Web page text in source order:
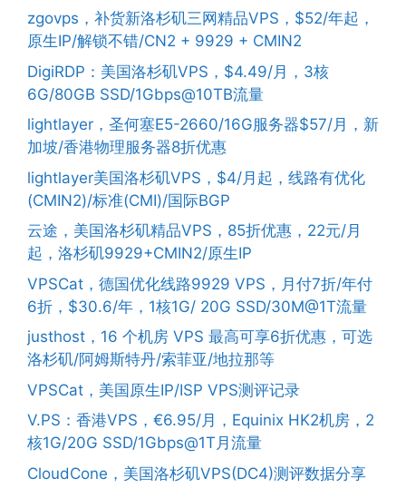
zgovps，补货新洛杉矶三网精品VPS，$52/年起，
原生IP/解锁不错/CN2 + 9929 + CMIN2
DigiRDP：美国洛杉矶VPS，$4.49/月，3核
6G/80GB SSD/1Gbps@10TB流量
lightlayer，圣何塞E5-2660/16G服务器$57/月，新
加坡/香港物理服务器8折优惠
lightlayer美国洛杉矶VPS，$4/月起，线路有优化
(CMIN2)/标准(CMI)/国际BGP
云途，美国洛杉矶精品VPS，85折优惠，22元/月
起，洛杉矶9929+CMIN2/原生IP
VPSCat，德国优化线路9929 VPS，月付7折/年付
6折，$30.6/年，1核1G/ 20G SSD/30M@1T流量
justhost，16 个机房 VPS 最高可享6折优惠，可选
洛杉矶/阿姆斯特丹/索菲亚/地拉那等
VPSCat，美国原生IP/ISP VPS测评记录
V.PS：香港VPS，€6.95/月，Equinix HK2机房，2
核1G/20G SSD/1Gbps@1T月流量
CloudCone，美国洛杉矶VPS(DC4)测评数据分享